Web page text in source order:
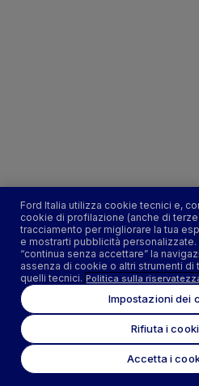
Ford Italia utilizza cookie tecnici e,
cookie di profilazione (anche di
tracciamento per migliorare la tua
e mostrarti pubblicità
“continua senza accettare” la
assenza di cookie o altri strumenti di
quelli tecnici. Politica sulla
Impostazioni dei
Rifiuta i
Accetta i